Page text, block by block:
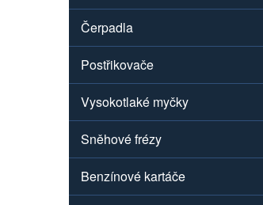
Čerpadla
Postřikovače
Vysokotlaké myčky
Sněhové frézy
Benzínové kartáče